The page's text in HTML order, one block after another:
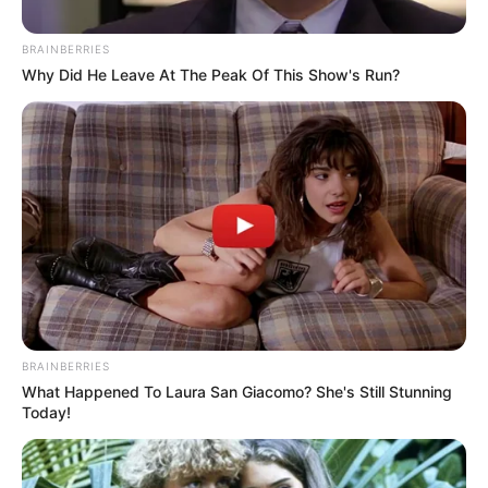
Posted
in
Friss hírek
ITT a rendőrség nyilatkozata
Oszter Alexandra fiának
autóbalesetéről – Kiderült ki a
hibás…ÍME
bySzerző • April 3, 2026
BRAINBERRIES
Why Did He Leave At The Peak Of This Show's Run?
BRAINBERRIES
What Happened To Laura San Giacomo? She's Still Stunning
Today!